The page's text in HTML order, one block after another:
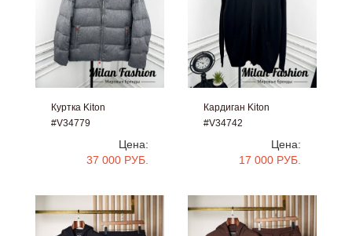
Куртка Kiton
#V34779
Цена:
37 000 РУБ.
Кардиган Kiton
#V34742
Цена:
17 000 РУБ.